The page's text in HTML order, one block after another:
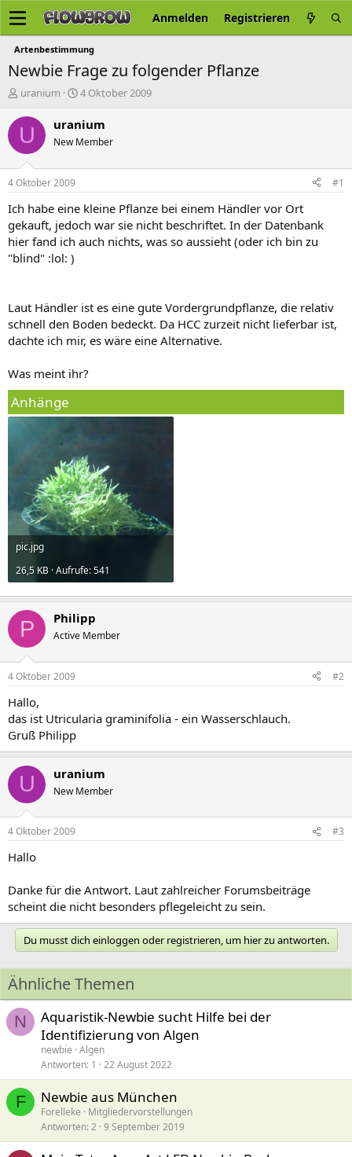
Anmelden Registrieren
Artenbestimmung
Newbie Frage zu folgender Pflanze
E
s
l
e
r
uranium
E
s
e
t
a
m
4 Oktober 2009
U uranium
New Member
4 Oktober 2009 #1
Ich habe eine kleine Pflanze bei einem Händler vor Ort
gekauft, jedoch war sie nicht beschriftet. In der Datenbank
hier fand ich auch nichts, was so aussieht (oder ich bin zu
"blind" :lol: )
Laut Händler ist es eine gute Vordergrundpflanze, die relativ
schnell den Boden bedeckt. Da HCC zurzeit nicht lieferbar ist,
dachte ich mir, es wäre eine Alternative.
Was meint ihr?
Anhänge
pic.jpg
26,5 KB · Aufrufe: 541
P Philipp
Active Member
4 Oktober 2009 #2
Hallo,
das ist Utricularia graminifolia - ein Wasserschlauch.
Gruß Philipp
U uranium
New Member
4 Oktober 2009 #3
Hallo
Danke für die Antwort. Laut zahlreicher Forumsbeiträge
scheint die nicht besonders pflegeleicht zu sein.
Du musst dich einloggen oder registrieren, um hier zu antworten.
Ähnliche Themen
N
Aquaristik-Newbie sucht Hilfe bei der
Identifizierung von Algen
newbie Algen
Antworten 1 22 August 2022
F Newbie aus München
Forelleke
Mitgliedervorstellungen
Antworten 2 9 September 2019